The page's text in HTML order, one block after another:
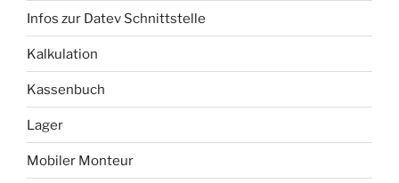
Infos zur Datev Schnittstelle
Kalkulation
Kassenbuch
Lager
Mobiler Monteur